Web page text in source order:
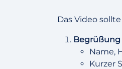
Das Video
Begrüßung
Name,
Kurzer